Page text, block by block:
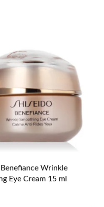
Wrinkle
Eye Cream 15 ml